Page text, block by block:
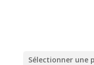
Sélectionner une